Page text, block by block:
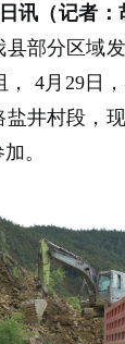
讯（记者：
部分区域
4月29日
井村段，
。